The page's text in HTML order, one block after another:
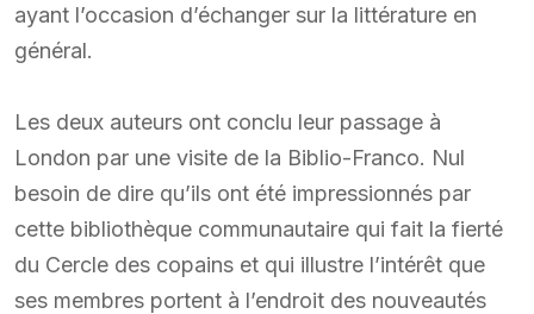
ayant l’occasion d’échanger sur la littérature en
général.
Les deux auteurs ont conclu leur passage à
London par une visite de la Biblio-Franco. Nul
besoin de dire qu’ils ont été impressionnés par
cette bibliothèque communautaire qui fait la fierté
du Cercle des copains et qui illustre l’intérêt que
ses membres portent à l’endroit des nouveautés